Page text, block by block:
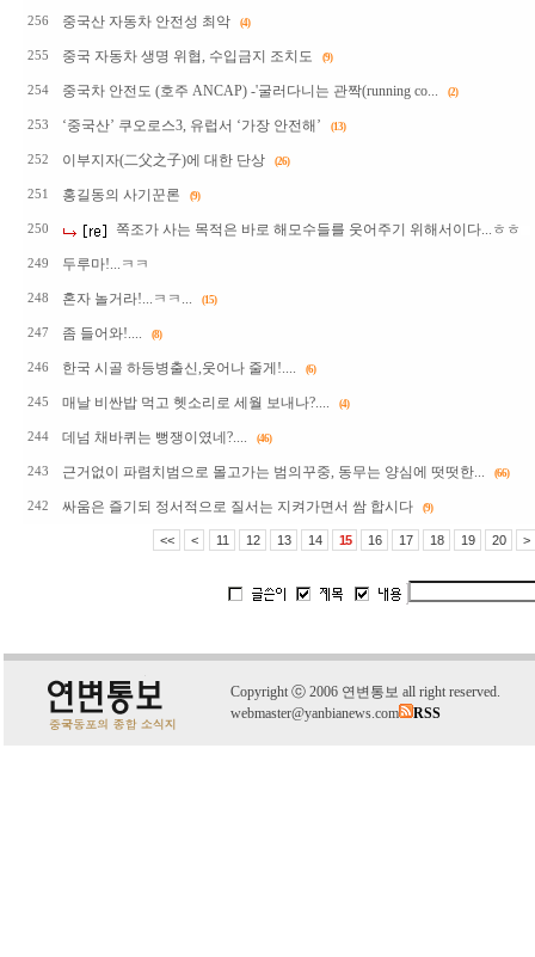
256 중국산 자동차 안전성 최악 (4)
255 중국 자동차 생명 위협, 수입금지 조치도 (9)
254 중국차 안전도 (호주 ANCAP) -'굴러다니는 관짝(running co... (2)
253 ‘중국산’ 쿠오로스3, 유럽서 ‘가장 안전해’ (13)
252 이부지자(二父之子)에 대한 단상 (26)
251 홍길동의 사기꾼론 (9)
250 쪽조가 사는 목적은 바로 해모수들를 웃어주기 위해서이다...ㅎㅎ
249 두루마!...ㅋㅋ
248 혼자 놀거라!...ㅋㅋ... (15)
247 좀 들어와!.... (8)
246 한국 시골 하등병출신,웃어나 줄게!.... (6)
245 매날 비싼밥 먹고 헷소리로 세월 보내나?.... (4)
244 데넘 채바퀴는 뻥쟁이였네?.... (46)
243 근거없이 파렴치범으로 몰고가는 범의꾸중, 동무는 양심에 떳떳한... (66)
242 싸움은 즐기되 정서적으로 질서는 지켜가면서 쌈 합시다 (9)
<< < 11 12 13 14 15 16 17 18 19 20 >
Copyright ⓒ 2006 연변통보 all right reserved.
webmaster@yanbianews.com
RSS